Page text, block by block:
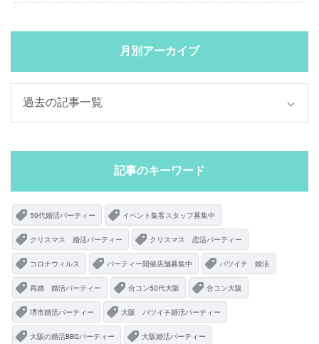
月別アーカイブ
記事のキーワード
50代婚活パーティー イベント集客スタッフ募集中
クリスマス 婚活パーティー クリスマス 恋活パーティー
コロナウィルス パーティー開催店舗募集中 バツイチ 婚活
再婚 婚活パーティー 合コン50代大阪 合コン大阪
堺市婚活パーティー 大阪 バツイチ婚活パーティー
大阪の婚活BBQパーティー 大阪婚活パーティー